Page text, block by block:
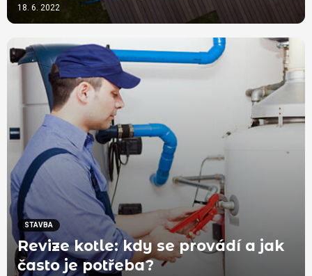
18. 6. 2022
STAVBA
Revize kotle: kdy se provádí a jak
často je potřeba?